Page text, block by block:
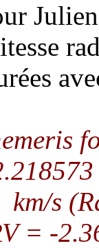
km/s
= -